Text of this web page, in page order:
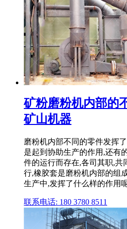
矿粉磨粉机内部的
矿山机器
磨粉机内部不同的零件发挥
是起到协助生产的作用,还有
件的运行而存在,各司其职,共
行,橡胶套是磨粉机内部的组
生产中,发挥了什么样的作用
联系电话: 180 3780 8511